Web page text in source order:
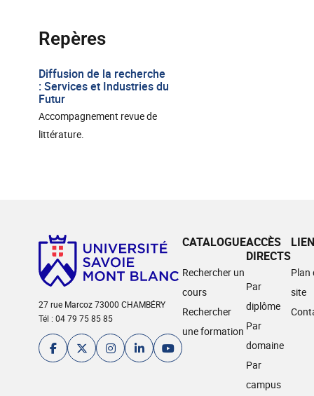
Repères
Diffusion de la recherche
: Services et Industries du
Futur
Accompagnement revue de
littérature.
27 rue Marcoz 73000 CHAMBÉRY
Tél : 04 79 75 85 85
CATALOGUE
Rechercher un
cours
Rechercher
une formation
ACCÈS
DIRECTS
Par
diplôme
Par
domaine
Par
campus
Plan
site